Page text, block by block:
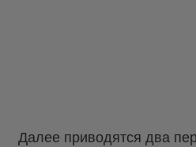
Далее приводятся два